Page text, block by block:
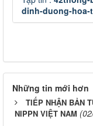
dinh-duong-
Những tin mới hơn
TIẾP NHẬN BẢN
NIPPN VIỆT NAM